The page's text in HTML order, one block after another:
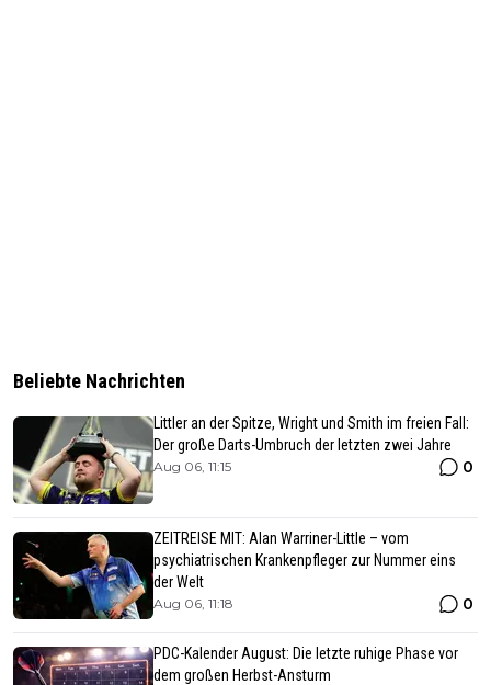
Beliebte Nachrichten
Littler an der Spitze, Wright und Smith im freien Fall:
Der große Darts-Umbruch der letzten zwei Jahre
Aug 06, 11:15 0
ZEITREISE MIT: Alan Warriner-Little – vom
psychiatrischen Krankenpfleger zur Nummer eins
der Welt
Aug 06, 11:18 0
PDC-Kalender August: Die letzte ruhige Phase vor
dem großen Herbst-Ansturm